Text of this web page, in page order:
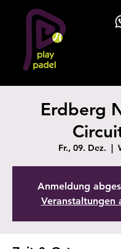
Erdberg
Fr., 09. Dez.
  |
Anmeldung
Veranstaltungen